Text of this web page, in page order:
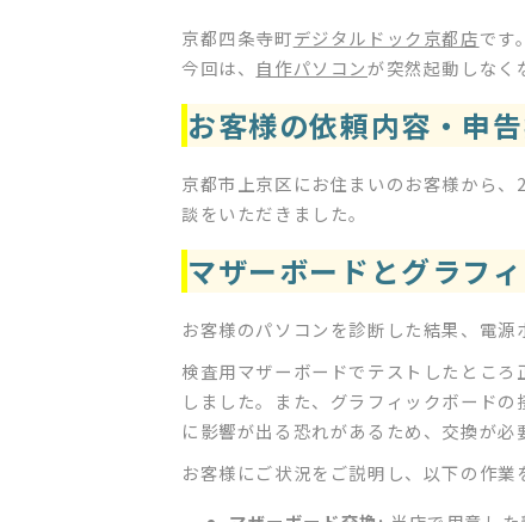
京都四条寺町デジタルドック京都店です。
今回は、 自作パソコンが突然起動しなく
お客様の依頼内容・申
京都市上京区にお住まいのお客様から
談をいただきました。
マザーボードとグラフ
お客様のパソコンを診断した結果、電源
検査用マザーボードでテストしたとこ
しました。また、グラフィックボード
に影響が出る恐れがあるため、交換が必
お客様にご状況をご説明し、以下の作業